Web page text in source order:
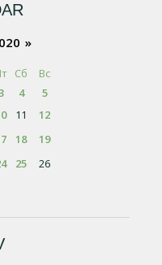
»
Сб
Вс
4
5
11
12
18
19
25
26